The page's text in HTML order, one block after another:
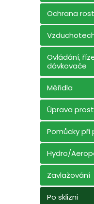
l
Ochrana
Ovládání,
dávkovače
Měřidla
Úprava
Pomůcky
Hydro/
Zavlažování
Po sklizni